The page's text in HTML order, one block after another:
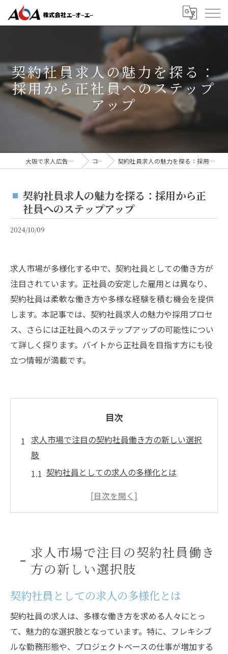
契約社員求人の魅力を探る：
採用から正社員へのステップ
アップ
大阪で求人広告なら株式会社AOA コラム 契約社員求人の魅力を探る：採用から正社員へのステップアップ
契約社員求人の魅力を探る：採用から正
社員へのステップアップ
2024/10/09
求人市場が多様化する中で、契約社員としての働き方が
注目されています。正社員の安定した雇用とは異なり、
契約社員は柔軟な働き方や多様な経験を積む機会を提供
します。本記事では、契約社員求人の魅力や採用プロセ
ス、さらには正社員へのステップアップの可能性につい
て詳しく探ります。バイトから正社員を目指す方にも役
立つ情報が満載です。
目次
求人市場で注目の契約社員働き方の新しい選択
肢
契約社員としての求人の多様化とは
フレキシブルな働き方のメリットを探る
契約社員求人の選び方ガイド
採用プロセスを知ることで契約社員としてのキ
ャリアを築く
面接でアピールすべきポイントとは
履歴書作成のコツと注意点
求人市場で注目の契約社員働き
方の新しい選択肢
契約社員としての求人の多様化とは
契約社員の求人は、多様な働き方を求める人々にとっ
て、魅力的な選択肢となっています。特に、フレキシブ
ルな勤務形態や、プロジェクトベースの仕事が増加する